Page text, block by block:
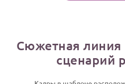
Сюжетная
сценарий